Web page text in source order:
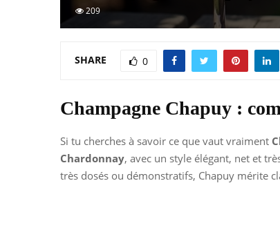
209
SHARE 0
Champagne Chapuy :
Si tu cherches à savoir ce que vaut vraiment
Chardonnay, avec un style élégant, net et
très dosés ou démonstratifs, Chapuy mérite